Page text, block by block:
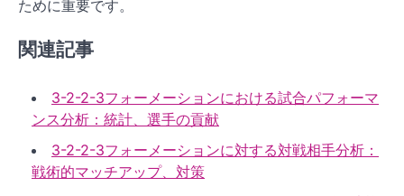
ために重要です。
関連記事
3-2-2-3フォーメーションにおける試合パフォーマ
ンス分析：統計、選手の貢献
3-2-2-3フォーメーションに対する対戦相手分析：
戦術的マッチアップ、対策